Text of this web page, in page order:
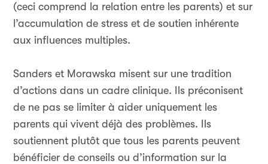
(ceci comprend la relation entre les parents) et sur
l’accumulation de stress et de soutien inhérente
aux influences multiples.
Sanders et Morawska misent sur une tradition
d’actions dans un cadre clinique. Ils préconisent
de ne pas se limiter à aider uniquement les
parents qui vivent déjà des problèmes. Ils
soutiennent plutôt que tous les parents peuvent
bénéficier de conseils ou d’information sur la